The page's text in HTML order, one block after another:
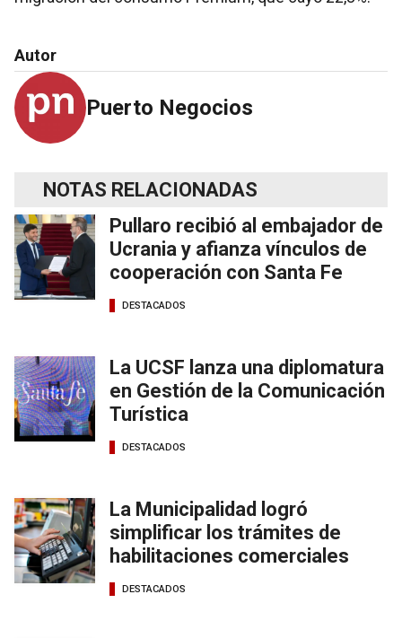
Autor
Puerto Negocios
NOTAS RELACIONADAS
Pullaro recibió al embajador de
Ucrania y afianza vínculos de
cooperación con Santa Fe
DESTACADOS
La UCSF lanza una diplomatura
en Gestión de la Comunicación
Turística
DESTACADOS
La Municipalidad logró
simplificar los trámites de
habilitaciones comerciales
DESTACADOS